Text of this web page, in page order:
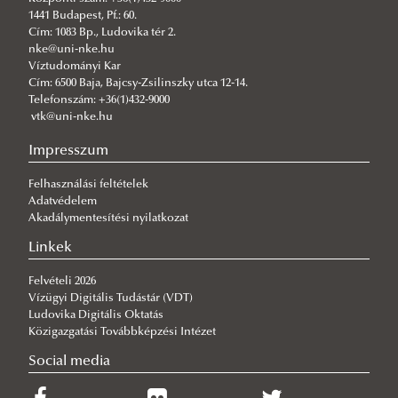
Mérőgyakorlatok
Környezetmérnök
Vízügyi üzemeltetési mérnök
Víztechnológiai Oktatóbázis
Szakdolgozati témajavaslatok
Víztechnológiai Oktatóbázis
Szakdolgozati témajavaslatok
Oktatott tárgyak
Geodéziai mérőtelep
Munkatársak
Hírek
Diplomadolgozat témajavaslatok
Kutatások
Oktatott tárgyak
Képzési program
Tantárgyi struktúra
A képzés költségei
Felvételi követelmények és eljárás
Kapcsolat
Vízkárelhárítási MSc
Képzési program
Tantárgyi struktúra
Felvételi követelmények
Kapcsolat
Duális képzés
Duális képzési forma
Duális partnerszervezetek
Szakirányú továbbképzések
Természetvédelmi vízgazdálkodási szakmérnök
1441 Budapest, Pf.: 60.
Cím: 1083 Bp., Ludovika tér 2.
nke@uni-nke.hu
Víztudományi Kar
Cím: 6500 Baja, Bajcsy-Zsilinszky utca 12-14.
Telefonszám: +36(1)432-9000
vtk@uni-nke.hu
Impresszum
Felhasználási feltételek
Adatvédelem
Akadálymentesítési nyilatkozat
Linkek
Felvételi 2026
Vízügyi Digitális Tudástár (VDT)
Ludovika Digitális Oktatás
Közigazgatási Továbbképzési Intézet
Social media